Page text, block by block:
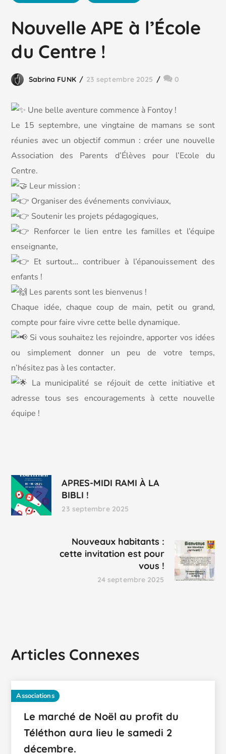
Nouvelle APE à l’École
du Centre !
Sabrina FUNK 23 septembre 2025 0
Une belle aventure commence à Fontoy !
Le 15 septembre, une vingtaine de mamans se sont
réunies avec un objectif commun : créer une nouvelle
Association des Parents d’Élèves pour l’Ecole du
Centre.
Leur mission :
Organiser des événements conviviaux,
Soutenir les projets pédagogiques,
Renforcer le lien entre les familles et l’équipe
enseignante,
Et surtout… contribuer à l’épanouissement des
enfants !
Les parents sont les bienvenus !
Chaque idée, chaque coup de main, petit ou grand,
compte pour faire vivre cette belle dynamique.
Si vous souhaitez les rejoindre, apporter vos idées
ou simplement donner un peu de votre temps,
n’hésitez pas à les contacter.
La municipalité se réjouit de cette initiative et
adresse tous ses encouragements à cette nouvelle
équipe !
APRES-MIDI RAMI À LA
BIBLI !
23 septembre 2025
Nouveaux habitants :
cette invitation est pour
vous !
24 septembre 2025
Articles Connexes
Associations
Le marché de Noël au profit du
Téléthon aura lieu le samedi 2
décembre.